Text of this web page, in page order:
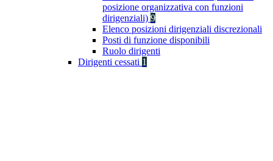
posizione organizzativa con funzioni
dirigenziali) 9
Elenco posizioni dirigenziali discrezionali
Posti di funzione disponibili
Ruolo dirigenti
Dirigenti cessati 1